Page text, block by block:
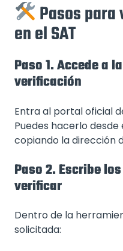
Pasos
en el SAT
Paso 1. Accede a
verificación
Entra al portal oficial
Puedes hacerlo
copiando la dirección
Paso 2. Escribe
verificar
Dentro de la
solicitada: